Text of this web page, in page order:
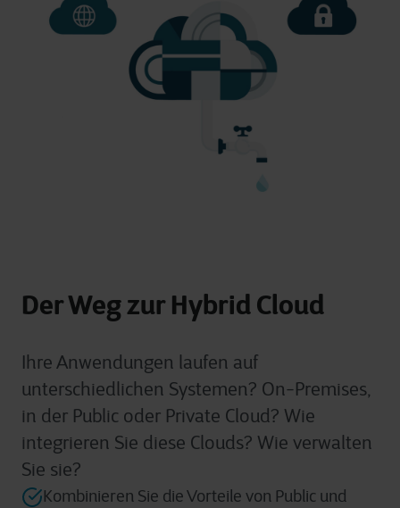
Der Weg zur Hybrid Cloud
Ihre Anwendungen laufen auf
unterschiedlichen Systemen? On-Premises,
in der Public oder Private Cloud? Wie
integrieren Sie diese Clouds? Wie verwalten
Sie sie?
Kombinieren Sie die Vorteile von Public und